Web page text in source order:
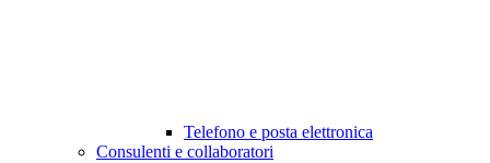
Telefono e posta elettronica
Consulenti e collaboratori